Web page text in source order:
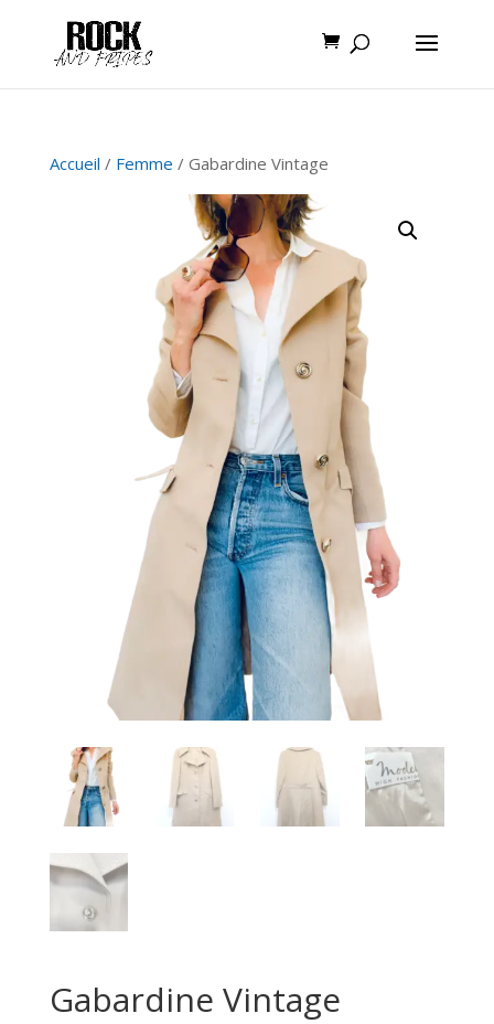
Accueil / Femme / Gabardine Vintage
Gabardine Vintage